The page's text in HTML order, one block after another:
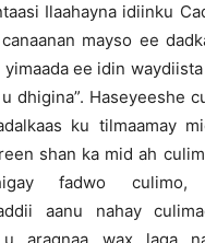
Ilaahayna idiinku
mayso ee
ee idin
dhigina”. Haseyeeshe
ku tilmaamay
shan ka mid ah
fadwo
aanu nahay